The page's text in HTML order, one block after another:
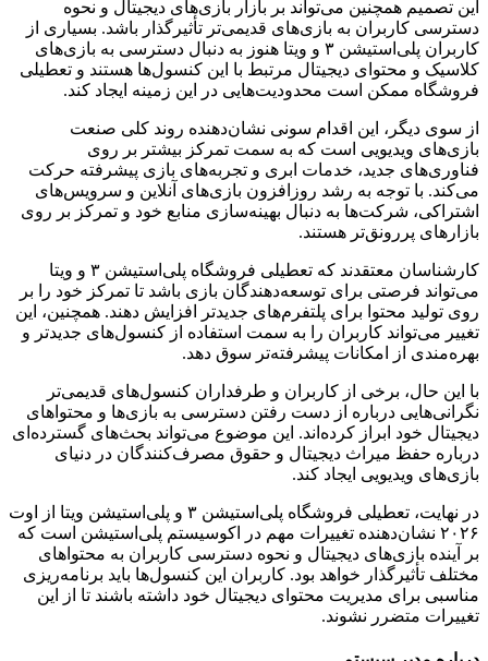
این تصمیم همچنین می‌تواند بر بازار بازی‌های دیجیتال و نحوه
دسترسی کاربران به بازی‌های قدیمی‌تر تأثیرگذار باشد. بسیاری از
کاربران پلی‌استیشن ۳ و ویتا هنوز به دنبال دسترسی به بازی‌های
کلاسیک و محتوای دیجیتال مرتبط با این کنسول‌ها هستند و تعطیلی
فروشگاه ممکن است محدودیت‌هایی در این زمینه ایجاد کند.
از سوی دیگر، این اقدام سونی نشان‌دهنده روند کلی صنعت
بازی‌های ویدیویی است که به سمت تمرکز بیشتر بر روی
فناوری‌های جدید، خدمات ابری و تجربه‌های بازی پیشرفته حرکت
می‌کند. با توجه به رشد روزافزون بازی‌های آنلاین و سرویس‌های
اشتراکی، شرکت‌ها به دنبال بهینه‌سازی منابع خود و تمرکز بر روی
بازارهای پررونق‌تر هستند.
کارشناسان معتقدند که تعطیلی فروشگاه پلی‌استیشن ۳ و ویتا
می‌تواند فرصتی برای توسعه‌دهندگان بازی باشد تا تمرکز خود را بر
روی تولید محتوا برای پلتفرم‌های جدیدتر افزایش دهند. همچنین، این
تغییر می‌تواند کاربران را به سمت استفاده از کنسول‌های جدیدتر و
بهره‌مندی از امکانات پیشرفته‌تر سوق دهد.
با این حال، برخی از کاربران و طرفداران کنسول‌های قدیمی‌تر
نگرانی‌هایی درباره از دست رفتن دسترسی به بازی‌ها و محتواهای
دیجیتال خود ابراز کرده‌اند. این موضوع می‌تواند بحث‌های گسترده‌ای
درباره حفظ میراث دیجیتال و حقوق مصرف‌کنندگان در دنیای
بازی‌های ویدیویی ایجاد کند.
در نهایت، تعطیلی فروشگاه پلی‌استیشن ۳ و پلی‌استیشن ویتا از اوت
۲۰۲۶ نشان‌دهنده تغییرات مهم در اکوسیستم پلی‌استیشن است که
بر آینده بازی‌های دیجیتال و نحوه دسترسی کاربران به محتواهای
مختلف تأثیرگذار خواهد بود. کاربران این کنسول‌ها باید برنامه‌ریزی
مناسبی برای مدیریت محتوای دیجیتال خود داشته باشند تا از این
تغییرات متضرر نشوند.